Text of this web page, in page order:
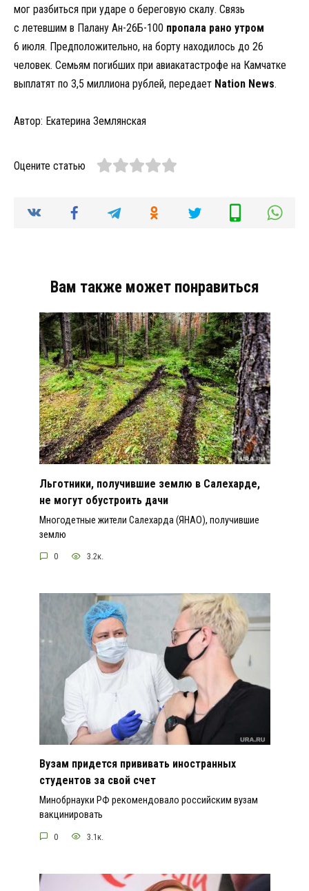
мог разбиться при ударе о береговую скалу. Связь
с летевшим в Палану Ан-26Б-100 пропала рано утром
6 июля. Предположительно, на борту находилось до 26
человек. Семьям погибших при авиакатастрофе на Камчатке
выплатят по 3,5 миллиона рублей, передает Nation News.
Автор: Екатерина Землянская
Оцените статью
Вам также может понравиться
Льготники, получившие землю в Салехарде,
не могут обустроить дачи
Многодетные жители Салехарда (ЯНАО), получившие
землю
0 3.2к.
Вузам придется прививать иностранных
студентов за свой счет
Минобрнауки РФ рекомендовало российским вузам
вакцинировать
0 3.1к.